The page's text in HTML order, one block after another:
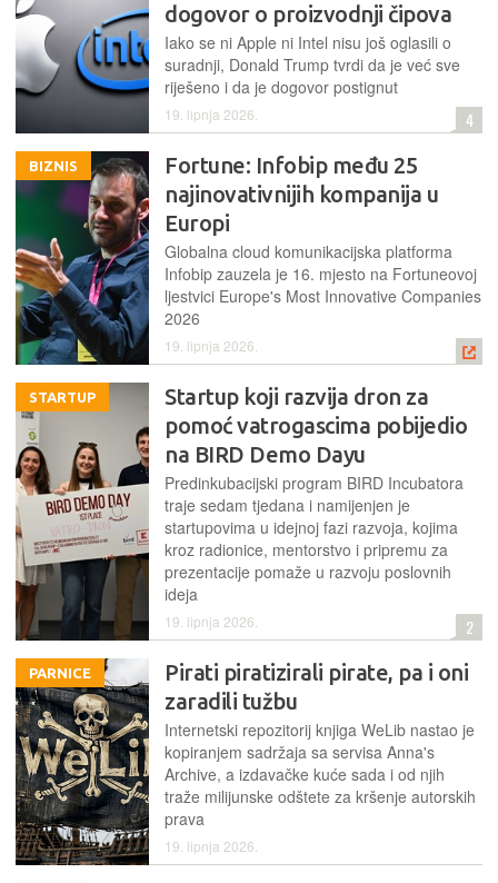
dogovor o proizvodnji čipova
Iako se ni Apple ni Intel nisu još oglasili o
suradnji, Donald Trump tvrdi da je već sve
riješeno i da je dogovor postignut
19. lipnja 2026. 4
BIZNIS
Fortune: Infobip među 25
najinovativnijih kompanija u
Europi
Globalna cloud komunikacijska platforma
Infobip zauzela je 16. mjesto na Fortuneovoj
ljestvici Europe's Most Innovative Companies
2026
19. lipnja 2026.
STARTUP
Startup koji razvija dron za
pomoć vatrogascima pobijedio
na BIRD Demo Dayu
Predinkubacijski program BIRD Incubatora
traje sedam tjedana i namijenjen je
startupovima u idejnoj fazi razvoja, kojima
kroz radionice, mentorstvo i pripremu za
prezentacije pomaže u razvoju poslovnih
ideja
19. lipnja 2026. 2
PARNICE
Pirati piratizirali pirate, pa i oni
zaradili tužbu
Internetski repozitorij knjiga WeLib nastao je
kopiranjem sadržaja sa servisa Anna's
Archive, a izdavačke kuće sada i od njih
traže milijunske odštete za kršenje autorskih
prava
19. lipnja 2026.